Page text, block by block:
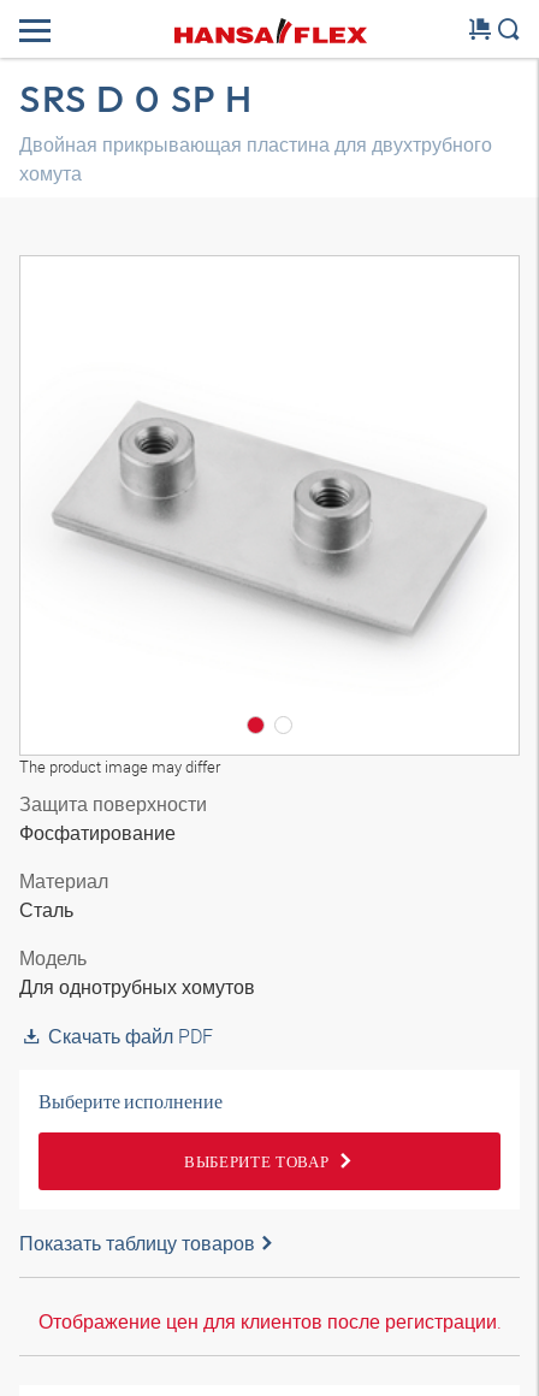
SRS D 0 SP H
Двойная прикрывающая пластина для двухтрубного
хомута
The product image may differ
Защита поверхности
Фосфатирование
Материал
Сталь
Модель
Для однотрубных хомутов
Скачать файл PDF
Выберите исполнение
ВЫБЕРИТЕ ТОВАР
Показать таблицу товаров
Отображение цен для клиентов после регистрации.